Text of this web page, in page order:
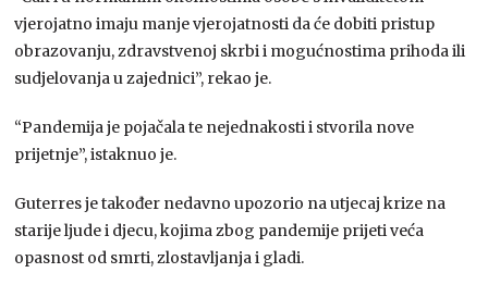
vjerojatno imaju manje vjerojatnosti da će dobiti pristup
obrazovanju, zdravstvenoj skrbi i mogućnostima prihoda ili
sudjelovanja u zajednici”, rekao je.
“Pandemija je pojačala te nejednakosti i stvorila nove
prijetnje”, istaknuo je.
Guterres je također nedavno upozorio na utjecaj krize na
starije ljude i djecu, kojima zbog pandemije prijeti veća
opasnost od smrti, zlostavljanja i gladi.